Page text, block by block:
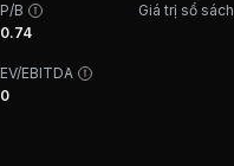
P/B
0.74
Giá trị sổ sách
EV/EBITDA
0